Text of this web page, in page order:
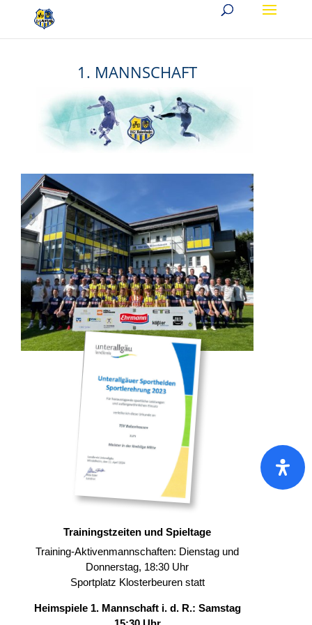
1. MANNSCHAFT
Trainingstzeiten und Spieltage
Training-Aktivenmannschaften: Dienstag und
Donnerstag, 18:30 Uhr
Sportplatz Klosterbeuren statt
Heimspiele 1. Mannschaft i. d. R.: Samstag